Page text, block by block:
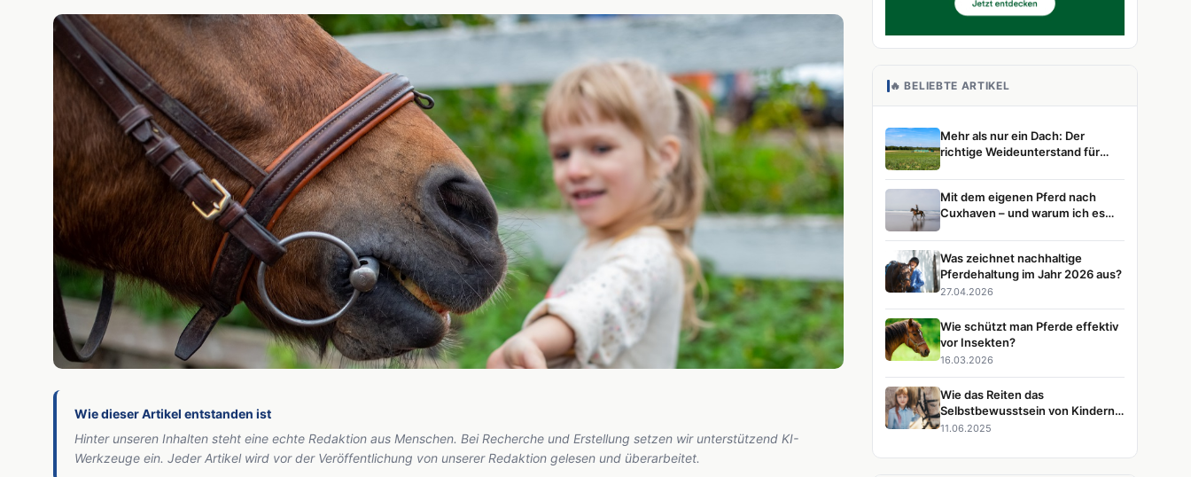
Wie dieser Artikel entstanden ist
Hinter unseren Inhalten steht eine echte Redaktion aus Menschen. Bei Recherche und Erstellung setzen wir unterstützend KI-
Werkzeuge ein. Jeder Artikel wird vor der Veröffentlichung von unserer Redaktion gelesen und überarbeitet.
🔥 BELIEBTE ARTIKEL
Mehr als nur ein Dach: Der
richtige Weideunterstand für
Mit dem eigenen Pferd nach
Cuxhaven – und warum ich es
Was zeichnet nachhaltige
Pferdehaltung im Jahr 2026 aus?
27.04.2026
Wie schützt man Pferde effektiv
vor Insekten?
16.03.2026
Wie das Reiten das
Selbstbewusstsein von Kindern
stärkt
11.06.2025